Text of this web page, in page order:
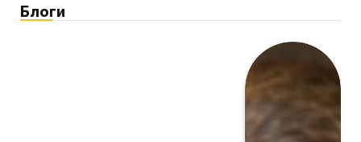
Блоги